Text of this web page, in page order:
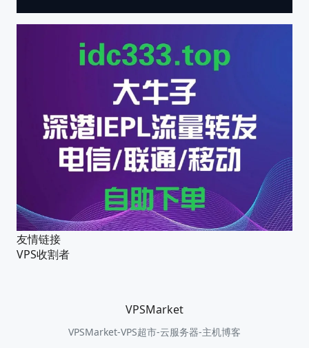
友情链接
VPS收割者
VPSMarket
VPSMarket-VPS超市-云服务器-主机博客